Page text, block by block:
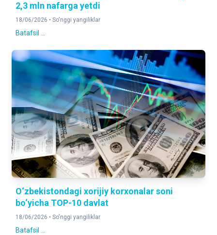
2,3 mln nafarga yetdi
18/06/2026 • So'nggi yangiliklar
Batafsil ...
O‘zbekistondagi xorijiy korxonalar soni
bo‘yicha TOP-10 davlat
18/06/2026 • So'nggi yangiliklar
Batafsil ...